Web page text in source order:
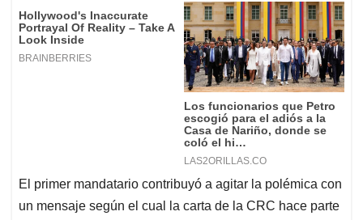
El primer mandatario contribuyó a agitar la polémica con
un mensaje según el cual la carta de la CRC hace parte